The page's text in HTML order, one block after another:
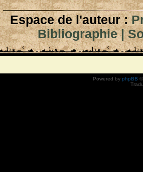
Espace de l'auteur :
Bibliographie|
Powered by phpBB